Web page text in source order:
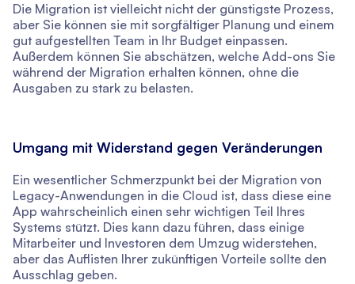
Die Migration ist vielleicht nicht der günstigste Prozess,
aber Sie können sie mit sorgfältiger Planung und einem
gut aufgestellten Team in Ihr Budget einpassen.
Außerdem können Sie abschätzen, welche Add-ons Sie
während der Migration erhalten können, ohne die
Ausgaben zu stark zu belasten.
Umgang mit Widerstand gegen Veränderungen
Ein wesentlicher Schmerzpunkt bei der Migration von
Legacy-Anwendungen in die Cloud ist, dass diese eine
App wahrscheinlich einen sehr wichtigen Teil Ihres
Systems stützt. Dies kann dazu führen, dass einige
Mitarbeiter und Investoren dem Umzug widerstehen,
aber das Auflisten Ihrer zukünftigen Vorteile sollte den
Ausschlag geben.